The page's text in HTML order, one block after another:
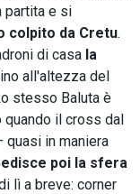
partita e si
colpito da Cretu.
di casa la
all'altezza del
stesso Baluta è
quando il cross dal
in maniera
poi la sfera
lì a breve: corner